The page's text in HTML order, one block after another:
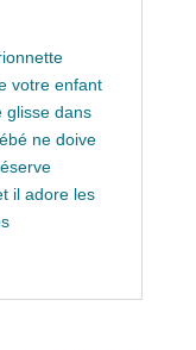
votre enfant
glisse dans
ne doive
il adore les